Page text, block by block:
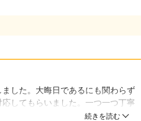
な生活を脅かす事態に発生しかねま
事態に対処するためには、特殊清掃
さい。皆さんが安心して立ち入るこ
した。大晦日であるにも関わらず
してもらいました。一つ一つ丁寧
ていました。支払い方法に銀行振
続きを読む